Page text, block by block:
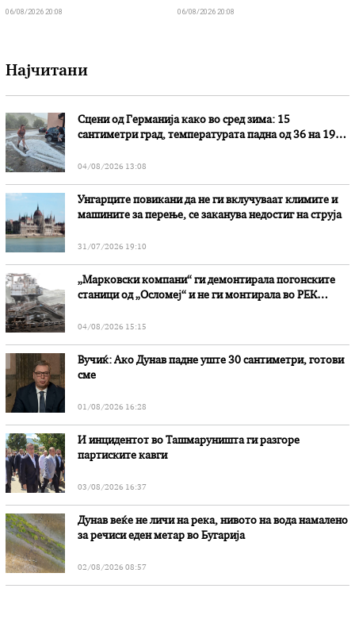
06/08/2026 20:08 06/08/2026 20:08
Најчитани
Сцени од Германија како во сред зима: 15
сантиметри град, температурата падна од 36 на 19
04/08/2026 13:08
Унгарците повикани да не ги вклучуваат климите и
машините за перење, се заканува недостиг на струја
31/07/2026 19:10
„Марковски компани“ ги демонтирала погонските
станици од „Осломеј“ и не ги монтирала во РЕК
04/08/2026 15:15
Вучиќ: Ако Дунав падне уште 30 сантиметри, готови
сме
01/08/2026 16:28
И инцидентот во Ташмаруништa ги разгоре
партиските кавги
03/08/2026 16:37
Дунав веќе не личи на река, нивото на вода намалено
за речиси еден метар во Бугарија
02/08/2026 08:57